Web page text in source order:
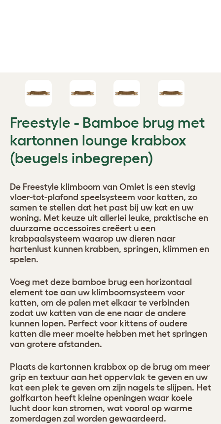
Freestyle - Bamboe brug met
kartonnen lounge krabbox
(beugels inbegrepen)
De Freestyle klimboom van Omlet is een stevig
vloer-tot-plafond speelsysteem voor katten, zo
samen te stellen dat het past bij uw kat en uw
woning. Met keuze uit allerlei leuke, praktische en
duurzame accessoires creëert u een
krabpaalsysteem waarop uw dieren naar
hartenlust kunnen krabben, springen, klimmen en
spelen.
Voeg met deze bamboe brug een horizontaal
element toe aan uw klimboomsysteem voor
katten, om de palen met elkaar te verbinden
zodat uw katten van de ene naar de andere
kunnen lopen. Perfect voor kittens of oudere
katten die meer moeite hebben met het springen
van grotere afstanden.
Plaats de kartonnen krabbox op de brug om meer
grip en textuur aan het oppervlak te geven en uw
kat een plek te geven om zijn nagels te slijpen. Het
golfkarton heeft kleine openingen waar koele
lucht door kan stromen, wat vooral op warme
zomerdagen zal worden gewaardeerd.